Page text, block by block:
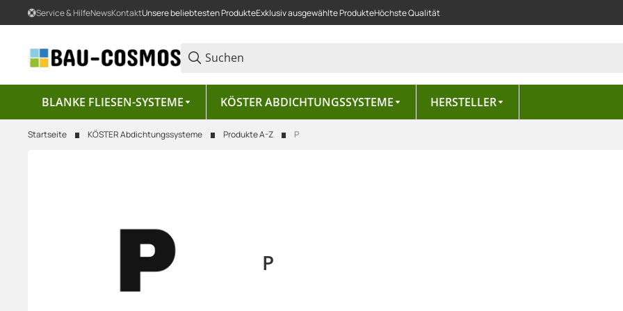
Service & HilfeNewsKontaktUnsere beliebtesten ProdukteExklusiv ausgewählte ProdukteHöchste Qualität
BLANKE FLIESEN-SYSTEME KÖSTER ABDICHTUNGSSYSTEME HERSTELLER
Startseite KÖSTER Abdichtungssysteme Produkte A-Z P
P